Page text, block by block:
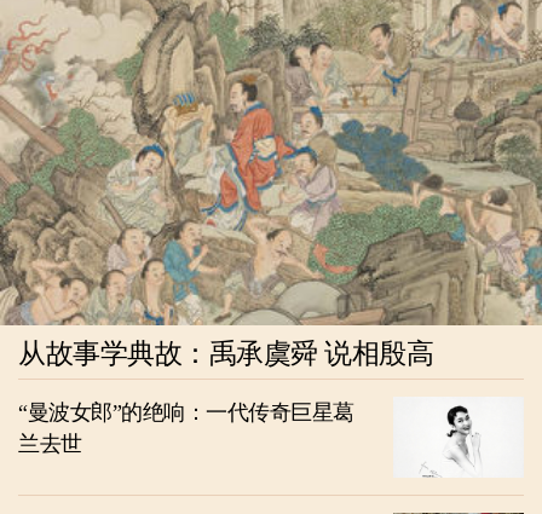
从故事学典故：禹承虞舜 说相殷高
“曼波女郎”的绝响：一代传奇巨星葛
兰去世